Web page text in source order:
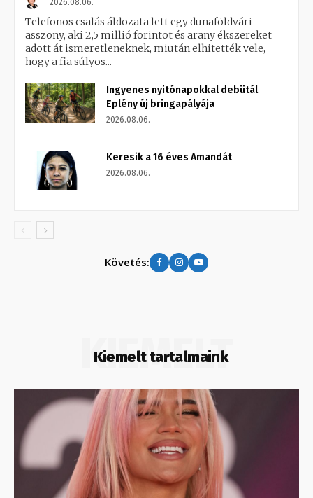
2026.08.06.
Telefonos csalás áldozata lett egy dunaföldvári
asszony, aki 2,5 millió forintot és arany ékszereket
adott át ismeretleneknek, miután elhitették vele,
hogy a fia súlyos...
Ingyenes nyitónapokkal debütál
Eplény új bringapályája
2026.08.06.
Keresik a 16 éves Amandát
2026.08.06.
Követés:
Kiemelt tartalmaink
KIEMELT